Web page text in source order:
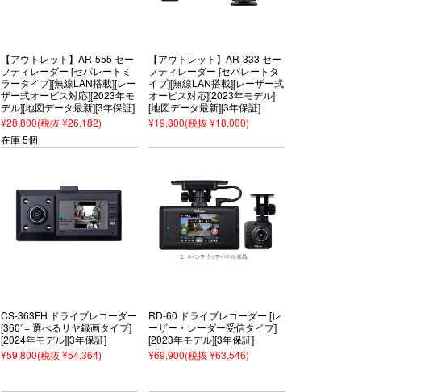
【アウトレット】AR-555 セー
フティレーダー [セパレートミ
ラータイプ][無線LAN搭載][レー
ザー式オービス対応][2023年モ
デル][地図データ最新][3年保証]
¥28,800(税抜 ¥26,182)
在庫 5個
【アウトレット】AR-333 セー
フティレーダー [セパレートタ
イプ][無線LAN搭載][レーザー式
オービス対応][2023年モデル]
[地図データ最新][3年保証]
¥19,800(税抜 ¥18,000)
CS-363FH ドライブレコーダー
[360°+ 選べるリヤ録画タイプ]
[2024年モデル][3年保証]
¥59,800(税抜 ¥54,364)
RD-60 ドライブレコーダー [レ
ーザー・レーダー受信タイプ]
[2023年モデル][3年保証]
¥69,900(税抜 ¥63,546)